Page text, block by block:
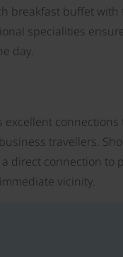
breakfast buffet with
specialities
day.
excellent connections
travellers.
direct connection to
vicinity.